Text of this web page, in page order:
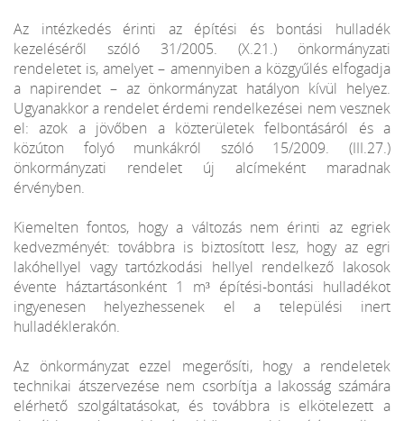
Az intézkedés érinti az építési és bontási hulladék
kezeléséről szóló 31/2005. (X.21.) önkormányzati
rendeletet is, amelyet – amennyiben a közgyűlés elfogadja
a napirendet – az önkormányzat hatályon kívül helyez.
Ugyanakkor a rendelet érdemi rendelkezései nem vesznek
el: azok a jövőben a közterületek felbontásáról és a
közúton folyó munkákról szóló 15/2009. (III.27.)
önkormányzati rendelet új alcímeként maradnak
érvényben.
Kiemelten fontos, hogy a változás nem érinti az egriek
kedvezményét: továbbra is biztosított lesz, hogy az egri
lakóhellyel vagy tartózkodási hellyel rendelkező lakosok
évente háztartásonként 1 m³ építési-bontási hulladékot
ingyenesen helyezhessenek el a települési inert
hulladéklerakón.
Az önkormányzat ezzel megerősíti, hogy a rendeletek
technikai átszervezése nem csorbítja a lakosság számára
elérhető szolgáltatásokat, és továbbra is elkötelezett a